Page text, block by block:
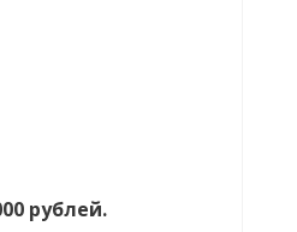
рублей.